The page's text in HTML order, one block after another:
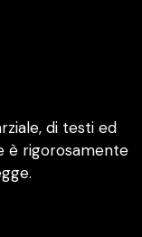
di testi ed
è rigorosamente